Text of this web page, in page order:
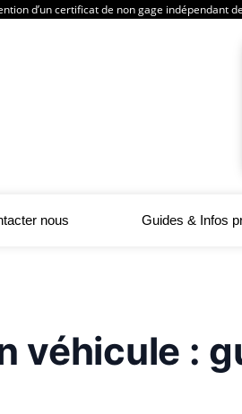
d’un certificat de non gage indépendant
nous Guides & Infos
véhicule :